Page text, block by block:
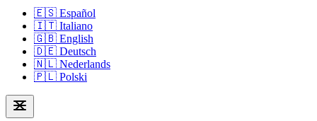
🇪🇸 Español
🇮🇹 Italiano
🇬🇧 English
🇩🇪 Deutsch
🇳🇱 Nederlands
🇵🇱 Polski